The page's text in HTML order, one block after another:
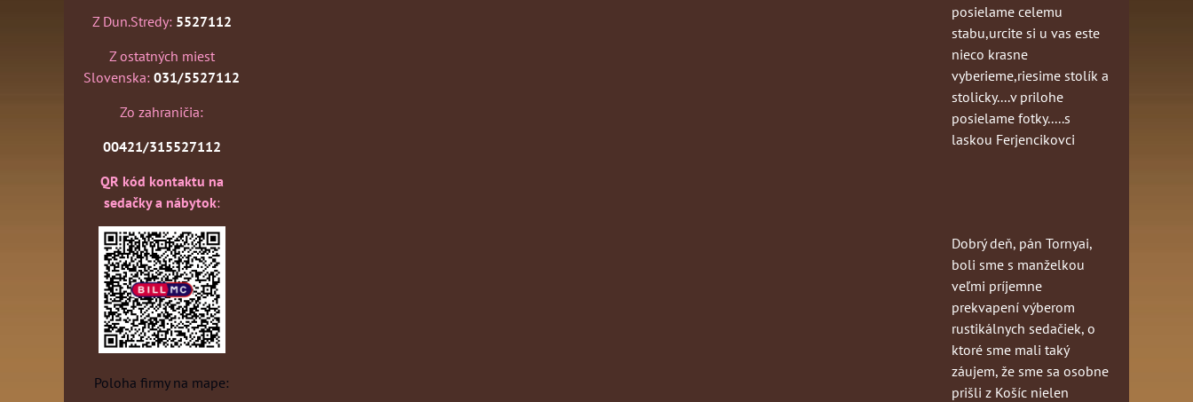
Z Dun.Stredy: 5527112
Z ostatných miest
Slovenska: 031/5527112
Zo zahraničia:
00421/315527112
QR kód kontaktu na
sedačky a nábytok:
Poloha firmy na mape:
posielame celemu
stabu,urcite si u vas este
nieco krasne
vyberieme,riesime stolík a
stolicky....v prilohe
posielame fotky.....s
laskou Ferjencikovci
Dobrý deň, pán Tornyai,
boli sme s manželkou
veľmi príjemne
prekvapení výberom
rustikálnych sedačiek, o
ktoré sme mali taký
záujem, že sme sa osobne
prišli z Košíc nielen